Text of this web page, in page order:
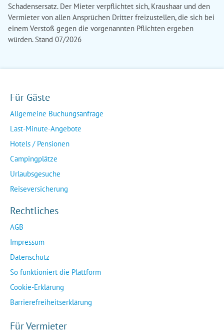
Für Gäste
Allgemeine Buchungsanfrage
Last-Minute-Angebote
Hotels / Pensionen
Campingplätze
Urlaubsgesuche
Reiseversicherung
Rechtliches
AGB
Impressum
Datenschutz
So funktioniert die Plattform
Cookie-Erklärung
Barrierefreiheitserklärung
Für Vermieter